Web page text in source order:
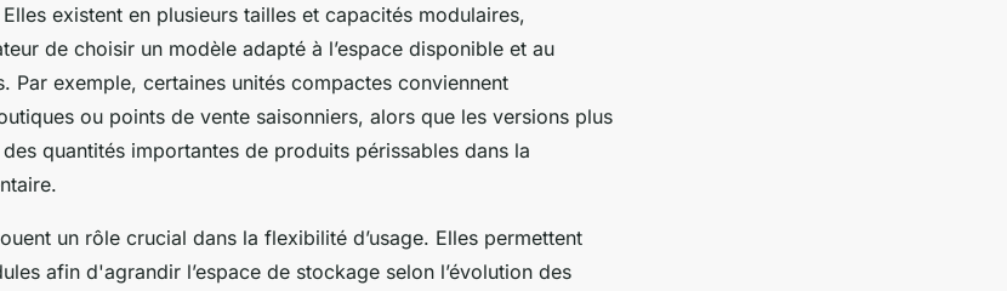
existent en plusieurs tailles et capacités modulaires,
de choisir un modèle adapté à l’espace disponible et au
Par exemple, certaines unités compactes conviennent
ou points de vente saisonniers, alors que les versions plus
quantités importantes de produits périssables dans la
un rôle crucial dans la flexibilité d’usage. Elles permettent
afin d'agrandir l’espace de stockage selon l’évolution des